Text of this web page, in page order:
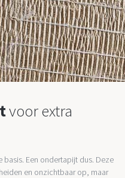
voor extra
basis. Een ondertapijt dus. Deze
en onzichtbaar op, maar